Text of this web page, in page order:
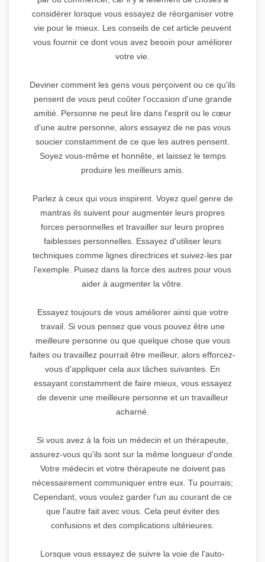
considérer lorsque vous essayez de réorganiser votre
vie pour le mieux. Les conseils de cet article peuvent
vous fournir ce dont vous avez besoin pour améliorer
votre vie.
Deviner comment les gens vous perçoivent ou ce qu'ils
pensent de vous peut coûter l'occasion d'une grande
amitié. Personne ne peut lire dans l'esprit ou le cœur
d'une autre personne, alors essayez de ne pas vous
soucier constamment de ce que les autres pensent.
Soyez vous-même et honnête, et laissez le temps
produire les meilleurs amis.
Parlez à ceux qui vous inspirent. Voyez quel genre de
mantras ils suivent pour augmenter leurs propres
forces personnelles et travailler sur leurs propres
faiblesses personnelles. Essayez d'utiliser leurs
techniques comme lignes directrices et suivez-les par
l'exemple. Puisez dans la force des autres pour vous
aider à augmenter la vôtre.
Essayez toujours de vous améliorer ainsi que votre
travail. Si vous pensez que vous pouvez être une
meilleure personne ou que quelque chose que vous
faites ou travaillez pourrait être meilleur, alors efforcez-
vous d'appliquer cela aux tâches suivantes. En
essayant constamment de faire mieux, vous essayez
de devenir une meilleure personne et un travailleur
acharné.
Si vous avez à la fois un médecin et un thérapeute,
assurez-vous qu'ils sont sur la même longueur d'onde.
Votre médecin et votre thérapeute ne doivent pas
nécessairement communiquer entre eux. Tu pourrais;
Cependant, vous voulez garder l'un au courant de ce
que l'autre fait avec vous. Cela peut éviter des
confusions et des complications ultérieures.
Lorsque vous essayez de suivre la voie de l'auto-